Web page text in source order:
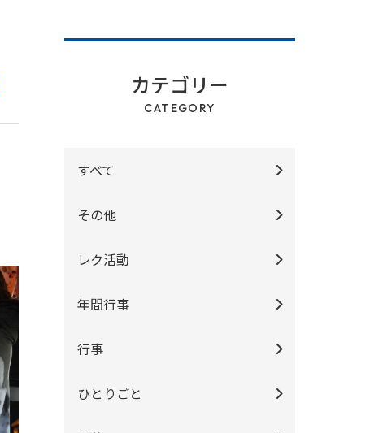
カテゴリー
CATEGORY
すべて
その他
レク活動
年間行事
行事
ひとりごと